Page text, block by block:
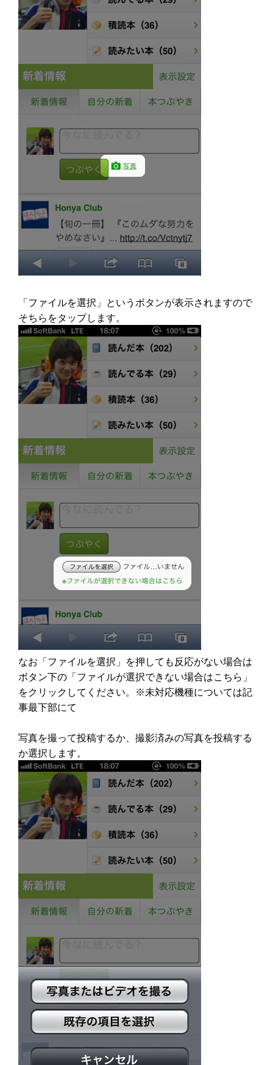
「ファイルを選択」というボタンが表示されますので
そちらをタップします。
なお「ファイルを選択」を押しても反応がない場合は
ボタン下の「ファイルが選択できない場合はこちら」
をクリックしてください。※未対応機種については記
事最下部にて
写真を撮って投稿するか、撮影済みの写真を投稿する
か選択します。